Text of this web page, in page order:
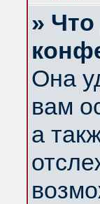
»
Она
вам
а